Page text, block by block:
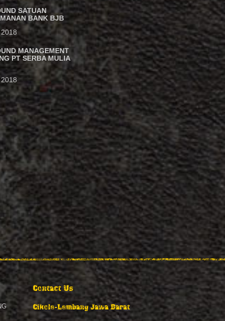
SATUAN
BANK BJB
MANAGEMENT
PT SERBA MULIA
Contact Us
Cikole-Lembang Jawa Barat